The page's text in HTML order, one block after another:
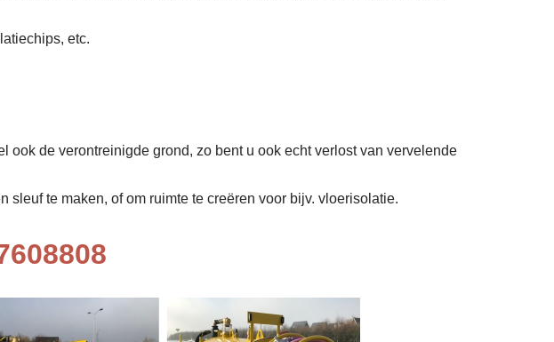
etc.
de verontreinigde grond, zo bent u ook echt verlost van vervelende
te maken, of om ruimte te creëren voor bijv. vloerisolatie.